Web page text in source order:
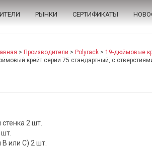
РЫНКИ СЕРТИФИКАТЫ
> Производители > Polyrack > 19-дюймовые
крейт серии 75 стандартный, с
2 шт.
или C) 2 шт.